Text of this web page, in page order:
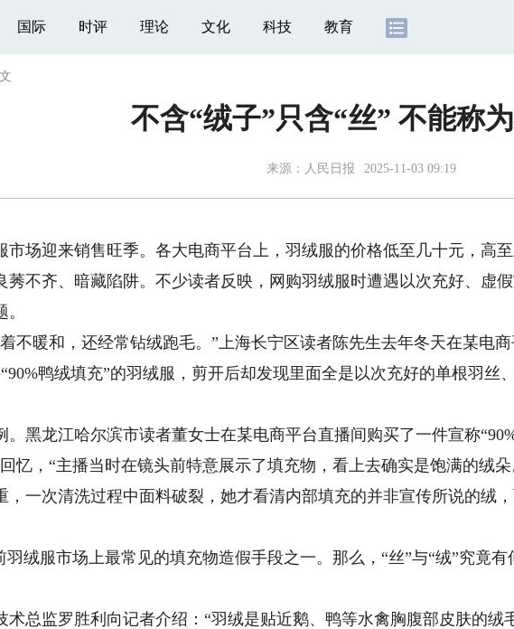
国际 时评 理论 文化 科技 教育
不含“绒子”只含“丝” 不能称
来源： 人民日报 2025-11-03 09:19
场迎来销售旺季。各大电商平台上，羽绒服的价格低至几十元，高
莠不齐、暗藏陷阱。不少读者反映，网购羽绒服时遭遇以次充好、虚
暖和，还经常钻绒跑毛。”上海长宁区读者陈先生去年冬天在某电商
鸭绒填充”的羽绒服，剪开后却发现里面全是以次充好的单根羽丝
龙江哈尔滨市读者董女士在某电商平台直播间购买了一件宣称
忆，“主播当时在镜头前特意展示了填充物，看上去确实是饱满的绒朵
，一次清洗过程中面料破裂，她才看清内部填充的并非宣传所说的绒
服市场上最常见的填充物造假手段之一。那么，“丝”与“绒”究竟有
监罗胜利向记者介绍：“羽绒是贴近鹅、鸭等水禽胸腹部皮肤的绒